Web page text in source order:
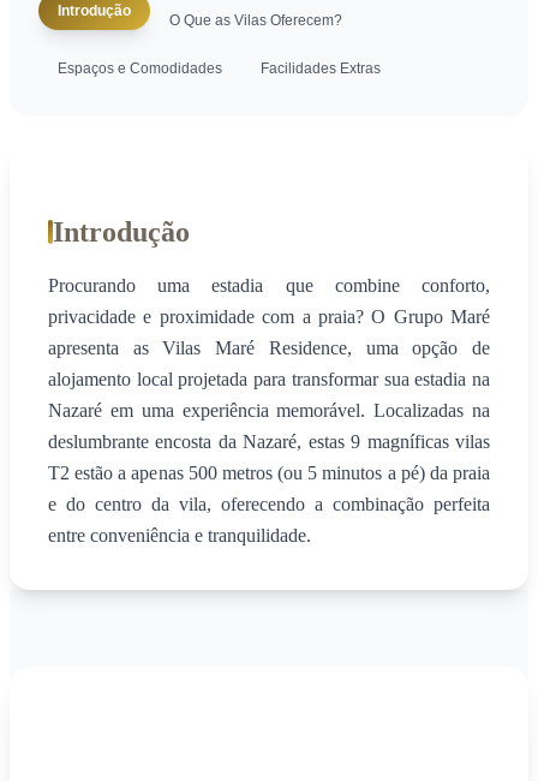
Introdução
O Que as Vilas Oferecem?
Espaços e Comodidades Facilidades Extras
Introdução
Procurando uma estadia que combine conforto,
privacidade e proximidade com a praia? O Grupo Maré
apresenta as Vilas Maré Residence, uma opção de
alojamento local projetada para transformar sua estadia na
Nazaré em uma experiência memorável. Localizadas na
deslumbrante encosta da Nazaré, estas 9 magníficas vilas
T2 estão a apenas 500 metros (ou 5 minutos a pé) da praia
e do centro da vila, oferecendo a combinação perfeita
entre conveniência e tranquilidade.